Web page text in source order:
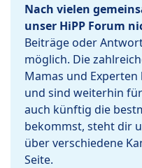
Nach vielen
unser HiPP Forum
Beiträge oder
möglich. Die
Mamas und
und sind weiterhin
auch künftig die
bekommst, steht dir
über verschiedene
Seite.